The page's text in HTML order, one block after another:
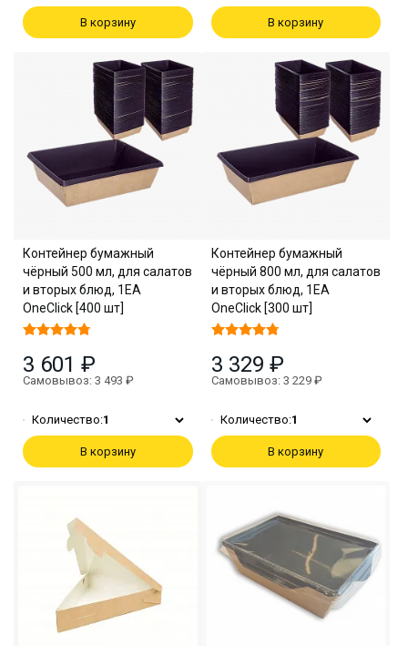
В корзину В корзину
Контейнер бумажный
чёрный 500 мл, для салатов
и вторых блюд, 1EA
OneClick [400 шт]
3 601 ₽
Самовывоз: 3 493 ₽
Количество:1
В корзину
Контейнер бумажный
чёрный 800 мл, для салатов
и вторых блюд, 1EA
OneClick [300 шт]
3 329 ₽
Самовывоз: 3 229 ₽
Количество:1
В корзину